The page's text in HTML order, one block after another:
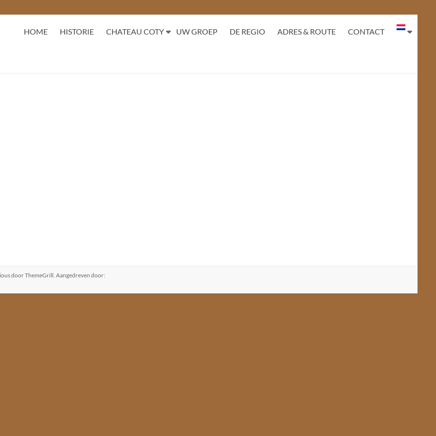
HOME HISTORIE CHATEAU COTY UW GROEP DE REGIO ADRES & ROUTE CONTACT
door ThemeGrill. Aangedreven door: